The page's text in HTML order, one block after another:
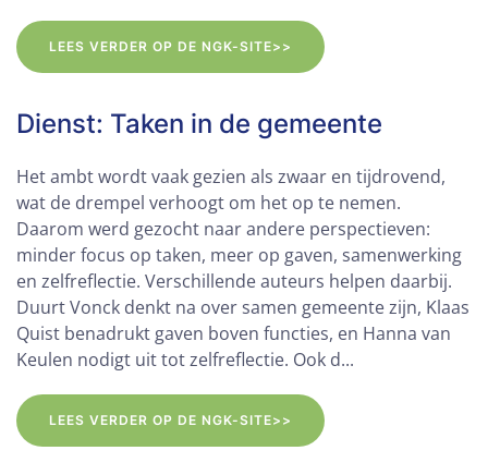
LEES VERDER OP DE NGK-SITE>>
Dienst: Taken in de gemeente
Het ambt wordt vaak gezien als zwaar en tijdrovend,
wat de drempel verhoogt om het op te nemen.
Daarom werd gezocht naar andere perspectieven:
minder focus op taken, meer op gaven, samenwerking
en zelfreflectie. Verschillende auteurs helpen daarbij.
Duurt Vonck denkt na over samen gemeente zijn, Klaas
Quist benadrukt gaven boven functies, en Hanna van
Keulen nodigt uit tot zelfreflectie. Ook d...
LEES VERDER OP DE NGK-SITE>>